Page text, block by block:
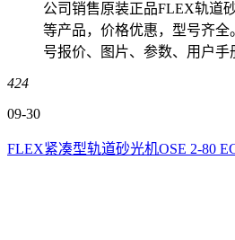
公司销售原装正品FLEX轨道
等产品，价格优惠，型号齐
号报价、图片、参数、用户手
424
09-30
FLEX紧凑型轨道砂光机OSE 2-80